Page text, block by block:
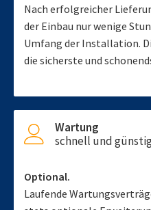
Nach erfolgreicher
der Einbau nur wenige
Umfang der Installation.
die sicherste und
Wartung
schnell und
Optional.
Laufende